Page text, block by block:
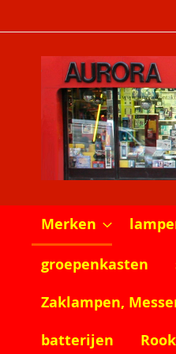
naar
inhoud
Merken
groepenkasten
Zaklampen,
batterijen